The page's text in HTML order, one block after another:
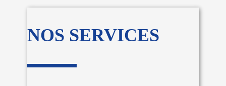
NOS SERVICES